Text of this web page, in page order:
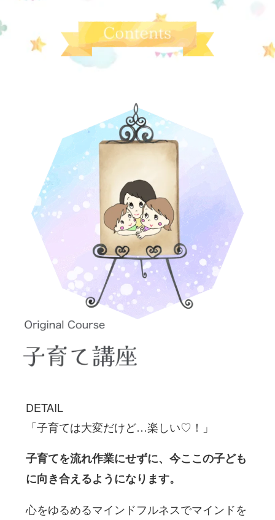
DETAIL
「子育ては大変だけど…楽しい♡！」
子育てを流れ作業にせずに、今ここの子ども
に向き合えるようになります。
心をゆるめるマインドフルネスでマインドを